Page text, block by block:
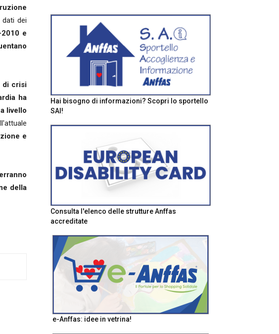
dati dei
e
di crisi
ha
livello
e
della
Hai bisogno di informazioni? Scopri lo sportello
SAI!
Consulta l'elenco delle strutture Anffas
accreditate
e-Anffas: idee in vetrina!